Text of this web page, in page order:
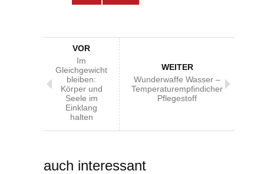
VOR
Im
Gleichgewicht
bleiben:
Körper und
Seele im
Einklang
halten
WEITER
Wunderwaffe Wasser –
Temperaturempfindicher
Pflegestoff
auch interessant